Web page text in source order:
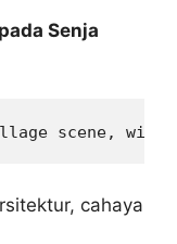
Senja
scene,
cahaya